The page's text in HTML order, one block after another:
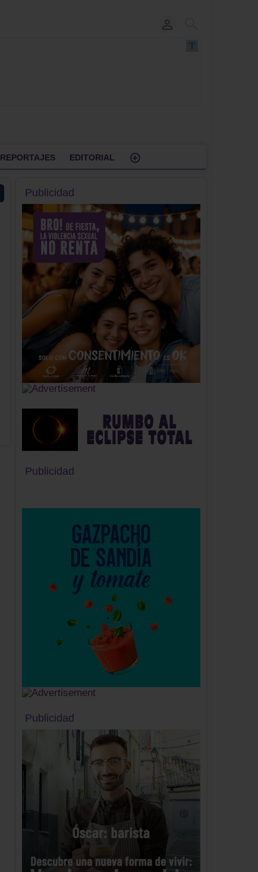
REPORTAJES EDITORIAL
Publicidad
Publicidad
Publicidad